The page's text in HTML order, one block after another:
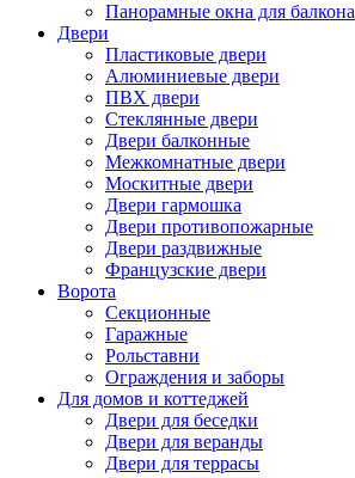
Панорамные окна для балкона
Двери
Пластиковые двери
Алюминиевые двери
ПВХ двери
Стеклянные двери
Двери балконные
Межкомнатные двери
Москитные двери
Двери гармошка
Двери противопожарные
Двери раздвижные
Французские двери
Ворота
Секционные
Гаражные
Рольставни
Ограждения и заборы
Для домов и коттеджей
Двери для беседки
Двери для веранды
Двери для террасы